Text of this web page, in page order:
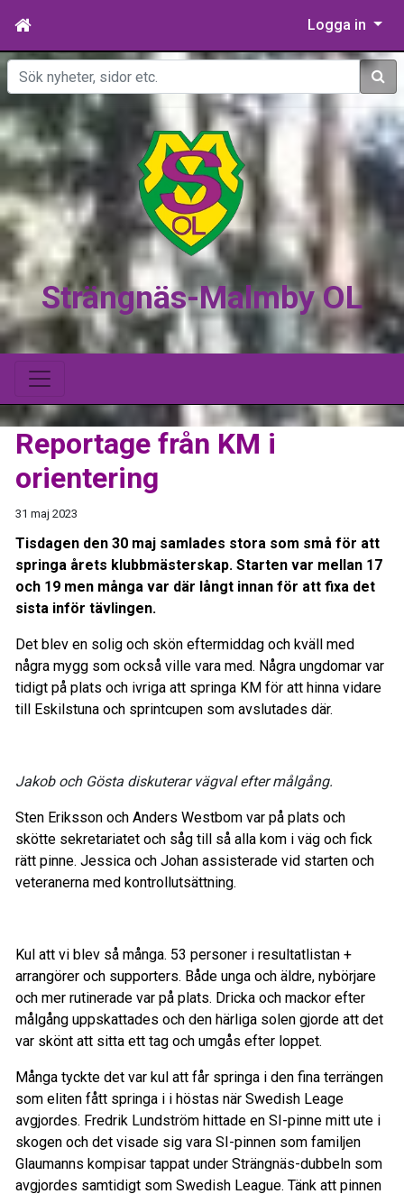
Logga in
Sök
Strängnäs-Malmby OL
Reportage från KM i
orientering
31 maj 2023
Tisdagen den 30 maj samlades stora som små för att
springa årets klubbmästerskap. Starten var mellan 17
och 19 men många var där långt innan för att fixa det
sista inför tävlingen.
Det blev en solig och skön eftermiddag och kväll med
några mygg som också ville vara med. Några ungdomar var
tidigt på plats och ivriga att springa KM för att hinna vidare
till Eskilstuna och sprintcupen som avslutades där.
Jakob och Gösta diskuterar vägval efter målgång.
Sten Eriksson och Anders Westbom var på plats och
skötte sekretariatet och såg till så alla kom i väg och fick
rätt pinne. Jessica och Johan assisterade vid starten och
veteranerna med kontrollutsättning.
Kul att vi blev så många. 53 personer i resultatlistan +
arrangörer och supporters. Både unga och äldre, nybörjare
och mer rutinerade var på plats. Dricka och mackor efter
målgång uppskattades och den härliga solen gjorde att det
var skönt att sitta ett tag och umgås efter loppet.
Många tyckte det var kul att får springa i den fina terrängen
som eliten fått springa i i höstas när Swedish Leage
avgjordes. Fredrik Lundström hittade en SI-pinne mitt ute i
skogen och det visade sig vara SI-pinnen som familjen
Glaumanns kompisar tappat under Strängnäs-dubbeln som
avgjordes samtidigt som Swedish League. Tänk att pinnen